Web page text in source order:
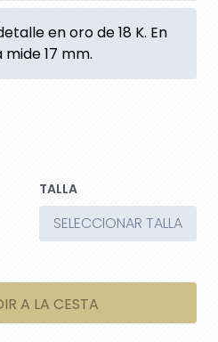
en oro de 18 K. En
17 mm.
TALLA
SELECCIONAR TALLA
A LA CESTA